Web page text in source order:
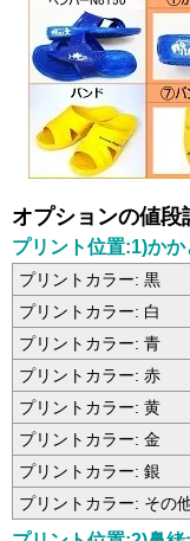
オプションの値段
プリント位置:1)かか
プリントカラー: 黒
プリントカラー: 白
プリントカラー: 青
プリントカラー: 赤
プリントカラー: 黄
プリントカラー: 金
プリントカラー: 銀
プリントカラー: その